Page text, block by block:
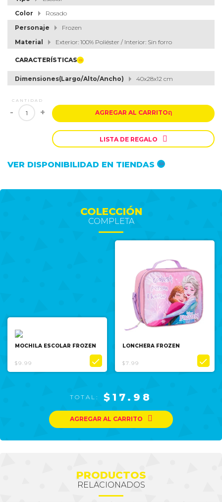
Color
Rosado
Personaje
Frozen
Material
Exterior: 100% Poliéster / Interior: Sin forro
CARACTERÍSTICAS
Dimensiones(Largo/Alto/Ancho) 40x28x12 cm
CANTIDAD
- + AGREGAR AL CARRITOຐ
LISTA DE REGALO 
VER DISPONIBILIDAD EN TIENDAS
MOCHILA ESCOLAR FROZEN
$9.99 
LONCHERA FROZEN
$7.99 
COLECCIÓN
COMPLETA
TOTAL: $17.98
AGREGAR AL CARRITO 
PRODUCTOS
RELACIONADOS